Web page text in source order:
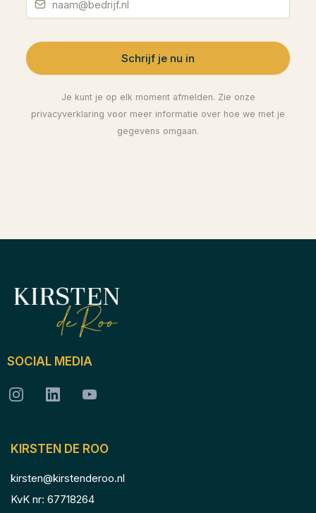
Schrijf je nu in
Je kunt je op elk moment afmelden. Zie onze
privacyverklaring voor meer informatie over hoe we met je
gegevens omgaan.
SOCIAL MEDIA
KIRSTEN DE ROO
kirsten@kirstenderoo.nl
KvK nr: 67718264